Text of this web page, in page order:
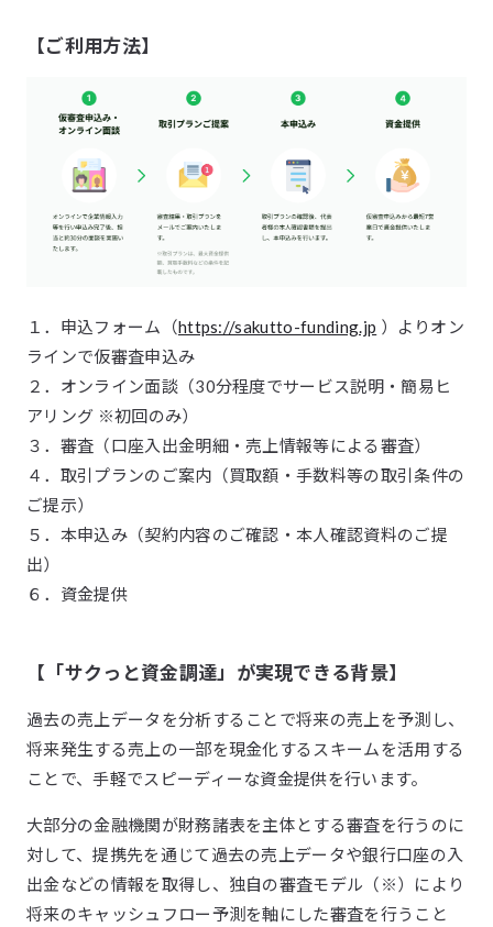
【ご利用方法】
１．申込フォーム（https://sakutto-funding.jp ）よりオン
ラインで仮審査申込み
２．オンライン面談（30分程度でサービス説明・簡易ヒ
アリング ※初回のみ）
３．審査（口座入出金明細・売上情報等による審査）
４．取引プランのご案内（買取額・手数料等の取引条件の
ご提示）
５．本申込み（契約内容のご確認・本人確認資料のご提
出）
６．資金提供
【「サクっと資金調達」が実現できる背景】
過去の売上データを分析することで将来の売上を予測し、
将来発生する売上の一部を現金化するスキームを活用する
ことで、手軽でスピーディーな資金提供を行います。
大部分の金融機関が財務諸表を主体とする審査を行うのに
対して、提携先を通じて過去の売上データや銀行口座の入
出金などの情報を取得し、独自の審査モデル（※）により
将来のキャッシュフロー予測を軸にした審査を行うこと